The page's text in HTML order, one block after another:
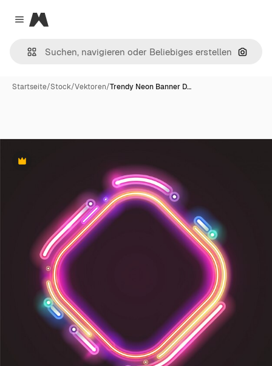
Close menu
Magnific
Nach
Startseite/Stock/Vektoren/Trendy Neon Banner D…
Premium